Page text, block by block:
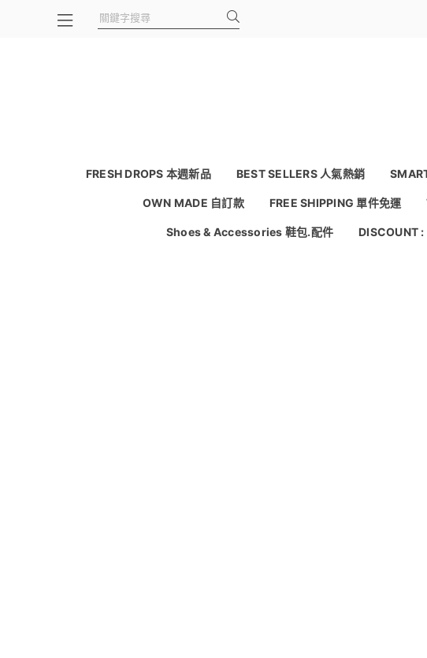
FRESH DROPS 本週新品 BEST SELLERS 人氣熱銷
OWN MADE 自訂款 FREE SHIPPING 單件免運
Shoes & Accessories 鞋包.配件 DISCOUNT